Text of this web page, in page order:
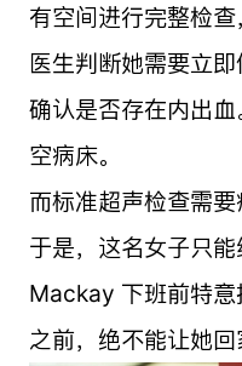
有空间进行完整检查
医生判断她需要立
确认是否存在内出
空病床。
而标准超声检查需要
于是，这名女子只能
Mackay 下班前特意
之前，绝不能让她回